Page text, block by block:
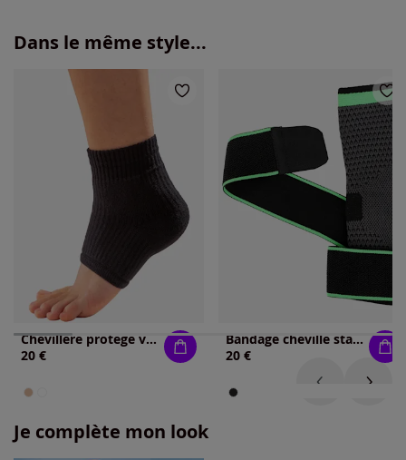
Dans le même style...
Chevillère protège vos chevilles
20 €
Bandage cheville stabilise
20 €
Je complète mon look